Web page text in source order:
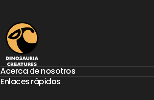
Dinosauria Creatures
Acerca de nosotros
Enlaces rápidos